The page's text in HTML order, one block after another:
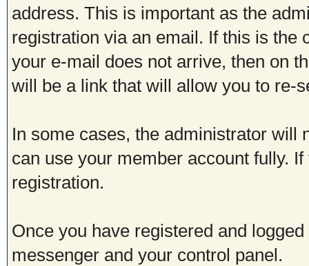
address. This is important as the
registration via an email. If this is the
your e-mail does not arrive, then on
will be a link that will allow you to re-
In some cases, the administrator will
can use your member account fully.
registration.
Once you have registered and
messenger and your control panel.